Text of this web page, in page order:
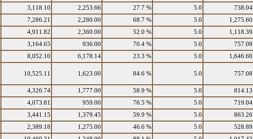
3,118.10 2,253.66 27.7 % 5.0 738.04
7,286.21 2,280.00 68.7 % 5.0 1,275.60
4,911.82 2,360.00 52.0 % 5.0 1,118.39
3,164.65 936.00 70.4 % 5.0 757.08
8,052.10 6,178.14 23.3 % 5.0 1,646.60
10,525.11 1,623.00 84.6 % 5.0 757.08
4,326.74 1,777.00 58.9 % 5.0 814.13
4,073.81 959.00 76.5 % 5.0 719.04
3,441.15 1,379.45 59.9 % 5.0 863.26
2,389.18 1,275.00 46.6 % 5.0 528.89